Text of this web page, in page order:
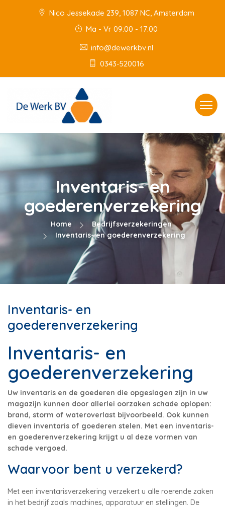
Nico Jessekade 239, 1087 NC, Amsterdam
Ma - Vr 09:00 - 17:00
info@dewerkbv.nl
0343-520016
Toggle
Inventaris- en
goederenverzekering
Home
Bedrijfsverzekeringen
Inventaris- en goederenverzekering
Inventaris- en
goederenverzekering
Inventaris- en
goederenverzekering
Uw inventaris en de goederen die opgeslagen zijn in uw
magazijn kunnen door allerlei oorzaken schade oplopen:
brand, storm of wateroverlast bijvoorbeeld. Ook kunnen
dieven inventaris of goederen stelen. Met een inventaris-
en goederenverzekering krijgt u al deze vormen van
schade vergoed.
Waarvoor bent u verzekerd?
Met een inventarisverzekering verzekert u alle roerende zaken
in het bedrijf zoals machines, apparatuur en stellingen. De